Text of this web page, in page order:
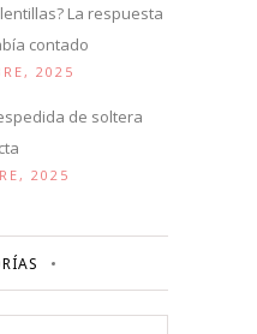
La respuesta
contado
2025
de soltera
2025